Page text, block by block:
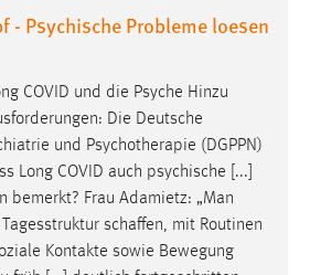
- Psychische Probleme loesen
COVID und die Psyche Hinzu
Die Deutsche
und Psychotherapie (DGPPN)
Long COVID auch psychische [...]
bemerkt? Frau Adamietz: „Man
schaffen, mit Routinen
Kontakte sowie Bewegung